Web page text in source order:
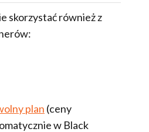
skorzystać również z
plan (ceny
w Black